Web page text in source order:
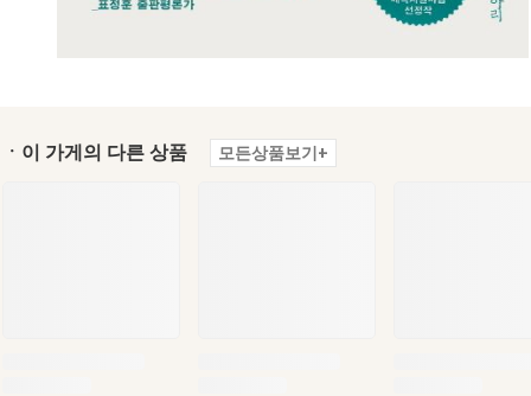
ㆍ이 가게의 다른 상품 모든상품보기+